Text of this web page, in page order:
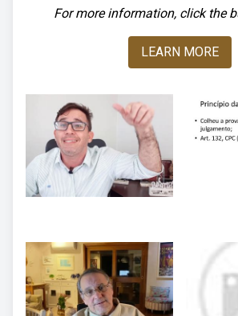
For more information, click the
LEARN MORE